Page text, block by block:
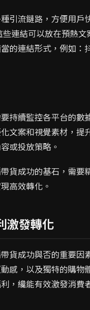
引流鏈路，方便用
連結可以放在預熱
的連結形式，例如
持續監控各平台的
文案和視覺素材，
或投放策略。
貨成功的基石，需
高效轉化。
激發轉化
貨成功與否的重要
感，以及獨特的購
，纔能有效激發消費